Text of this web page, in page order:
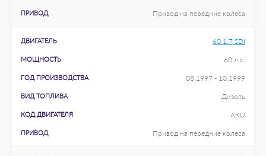
ПРИВОД Привод на передние колеса
ДВИГАТЕЛЬ 60 1.7 SDI
МОЩНОСТЬ 60 л.с.
ГОД ПРОИЗВОДСТВА 08.1997 - 10.1999
ВИД ТОПЛИВА Дизель
КОД ДВИГАТЕЛЯ AKU
ПРИВОД Привод на передние колеса